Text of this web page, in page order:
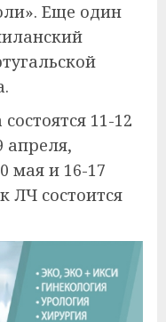
Еще один
11-12
апреля,
мая и 16-17
состоится